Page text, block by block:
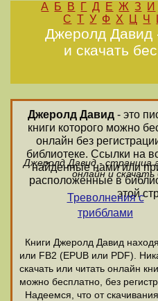
А Б В Г Д Е Ж З И
С Т У Ф Х Ц Ч
Джеролд Давид
и скачать
Джеролд Давид - это
книги которого можно
онлайн без
библиотеке. Ссылки на
найденные нами или
расположенные в
этой
Джеролд Давид - страница
онлайн и
Треволнения с
трибблами
Книги Джеролд Давид
или FB2 (EPUB или PDF).
скачать или читать онлайн
можно бесплатно, без
Надеемся, что от